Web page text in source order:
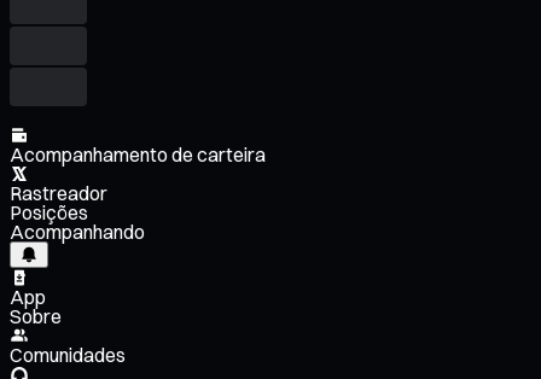
Acompanhamento de carteira
Rastreador
Posições
Acompanhando
App
Sobre
Comunidades